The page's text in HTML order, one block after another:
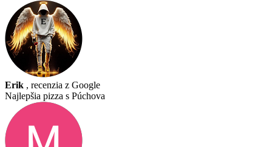
Erik , recenzia z Google
Najlepšia pizza s Púchova